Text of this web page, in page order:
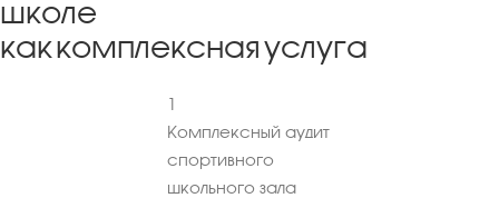
школе
как комплексная услуга
1
Комплексный аудит
спортивного
школьного зала